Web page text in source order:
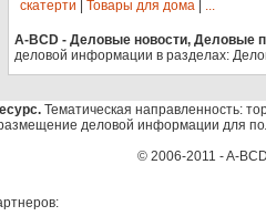
скатерти
Товары для дома ...
A-BCD - Деловые новости, Деловые
деловой информации в разделах:
Тематическая направленность:
деловой информации для
© 2006-2011 - A-